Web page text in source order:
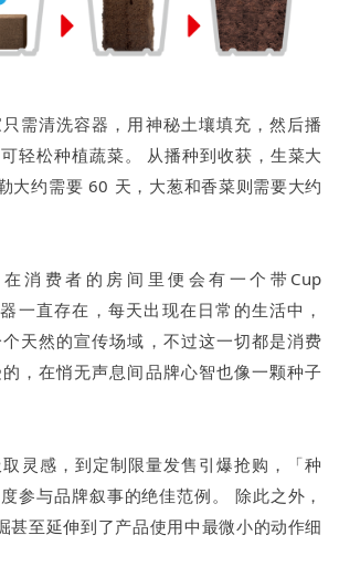
需清洗容器，用神秘土壤填充，然后播
轻松种植蔬菜。 从播种到收获，生菜大
大约需要 60 天，大葱和香菜则需要大约
消费者的房间里便会有一个带Cup
一直存在，每天出现在日常的生活中，
天然的宣传场域，不过这一切都是消费
，在悄无声息间品牌心智也像一颗种子
灵感，到定制限量发售引爆抢购，「种
参与品牌叙事的绝佳范例。 除此之外，
甚至延伸到了产品使用中最微小的动作细